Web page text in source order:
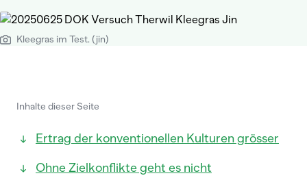
Kleegras im Test. (jin)
Inhalte dieser Seite
Ertrag der konventionellen Kulturen grösser
Ohne Zielkonflikte geht es nicht